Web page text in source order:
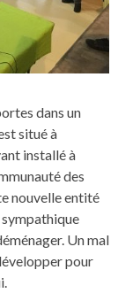
dans un
situé à
installé à
des
nouvelle entité
Un mal
pour